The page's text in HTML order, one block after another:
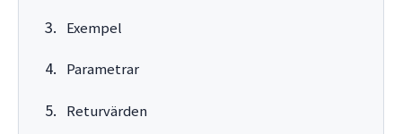
Exempel
Parametrar
Returvärden